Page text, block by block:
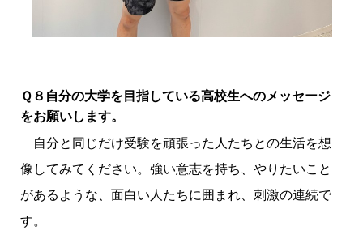
Ｑ８自分の大学を目指している高校生へのメッセージ
をお願いします。
自分と同じだけ受験を頑張った人たちとの生活を想
像してみてください。強い意志を持ち、やりたいこと
があるような、面白い人たちに囲まれ、刺激の連続で
す。